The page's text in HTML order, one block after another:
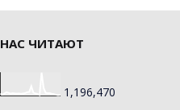
НАС ЧИТАЮТ
1,196,470